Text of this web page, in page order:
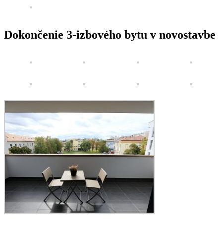
Dokončenie 3-izbového bytu v novostavbe